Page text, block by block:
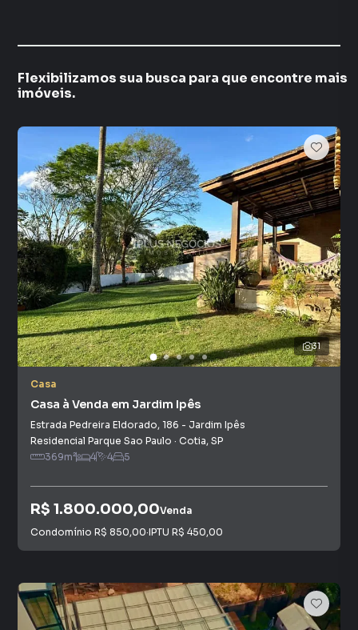
Flexibilizamos sua busca para que encontre mais
imóveis.
31
Casa
Casa à Venda em Jardim Ipês
Estrada Pedreira Eldorado, 186 - Jardim Ipês
Residencial Parque Sao Paulo · Cotia, SP
369m² 4 4 5
R$ 1.800.000,00Venda
Condomínio R$ 850,00·IPTU R$ 450,00